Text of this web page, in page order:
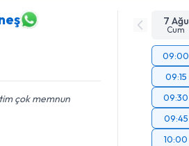
çok memnun
7 Ağu
Cum
09:00
09:15
09:30
09:45
10:00